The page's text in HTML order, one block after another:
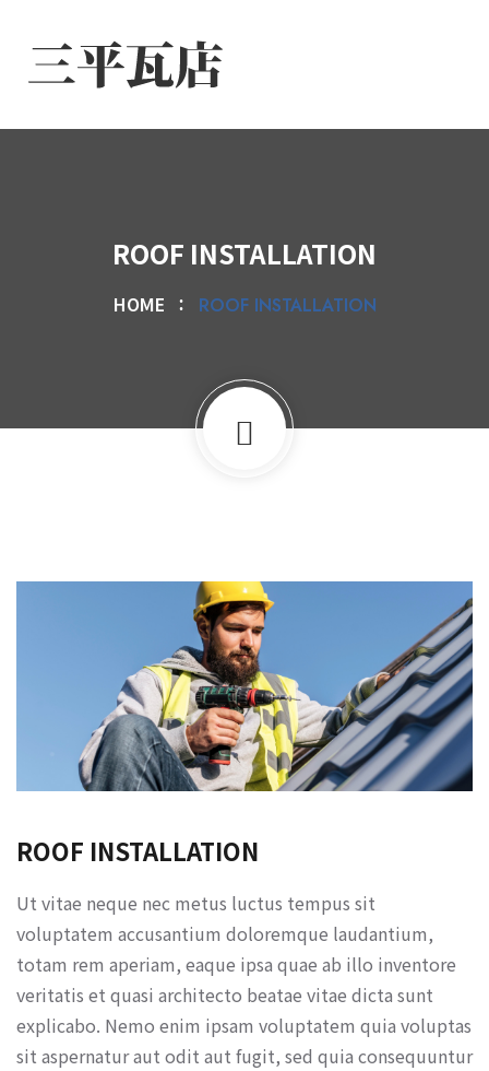
ROOF INSTALLATION
HOME ROOF INSTALLATION
ROOF INSTALLATION
Ut vitae neque nec metus luctus tempus sit
voluptatem accusantium doloremque laudantium,
totam rem aperiam, eaque ipsa quae ab illo inventore
veritatis et quasi architecto beatae vitae dicta sunt
explicabo. Nemo enim ipsam voluptatem quia voluptas
sit aspernatur aut odit aut fugit, sed quia consequuntur